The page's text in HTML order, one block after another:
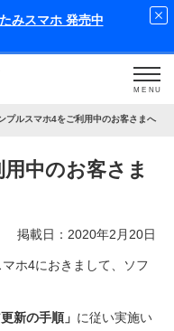
スマホ 発売中
MENU
プルスマホ4をご利用中のお客さまへ
中のお客さま
掲載日：2020年2月20日
ホ4におきまして、ソフ
新の手順」 に従い実施い